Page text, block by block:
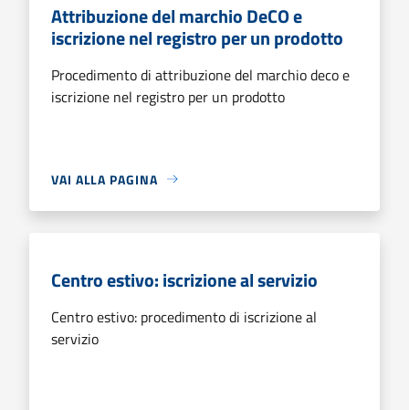
Attribuzione del marchio DeCO e
iscrizione nel registro per un prodotto
Procedimento di attribuzione del marchio deco e
iscrizione nel registro per un prodotto
VAI ALLA PAGINA
Centro estivo: iscrizione al servizio
Centro estivo: procedimento di iscrizione al
servizio